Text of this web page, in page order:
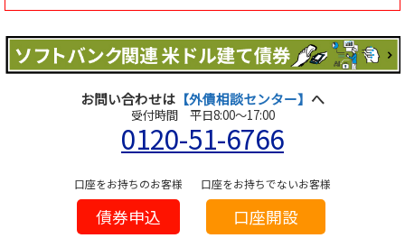
お問い合わせは 【外債相談センター】 へ
受付時間 平日8:00～17:00
0120-51-6766
口座をお持ちのお客様
債券申込
口座をお持ちでないお客様
口座開設